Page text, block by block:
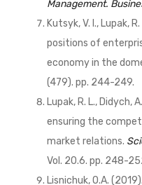
Management.
Kutsyk, V. І., Lupak,
positions of
economy in the
(479). pp. 244-249.
Lupak, R. L., Didych,
ensuring the
market relations.
Vol. 20.6. pp. 248-
Lisnichuk, O.A.